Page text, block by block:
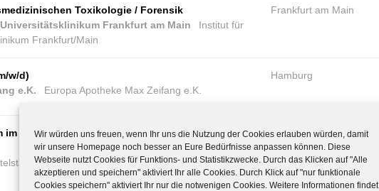
Wir würden uns freuen, wenn Ihr uns die Nutzung der Cookies erlauben würden, damit
wir unsere Homepage noch besser an Eure Bedürfnisse anpassen können. Diese
Webseite nutzt Cookies für Funktions- und Statistikzwecke. Durch das Klicken auf "Alle
akzeptieren und speichern" aktiviert Ihr alle Cookies. Durch Klick auf "nur funktionale
Cookies speichern" aktiviert Ihr nur die notwenigen Cookies. Weitere Informationen findet
Toxikologie / Forensik
Frankfurt am Main
Institut für
Frankfurt/Main
Frankfurt am Main
w/d)
e.K.
Europa Apotheke Max Zeifang e.K.
Hamburg
im Bereich Herstellung & Entwicklung ab 01 Nov.
Pharmaunternehmen der InfectoPharm
Berlin